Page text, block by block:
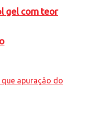
gel com teor